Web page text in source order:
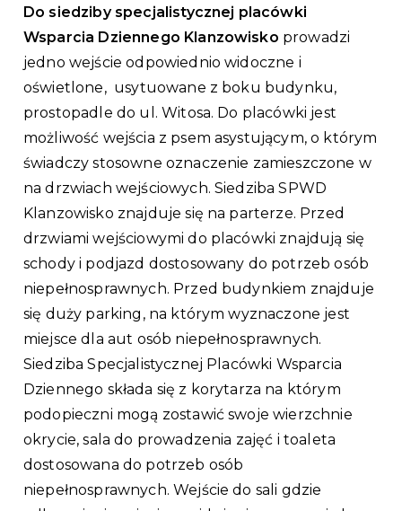
Do siedziby specjalistycznej placówki
Wsparcia Dziennego Klanzowisko prowadzi
jedno wejście odpowiednio widoczne i
oświetlone, usytuowane z boku budynku,
prostopadle do ul. Witosa. Do placówki jest
możliwość wejścia z psem asystującym, o którym
świadczy stosowne oznaczenie zamieszczone w
na drzwiach wejściowych. Siedziba SPWD
Klanzowisko znajduje się na parterze. Przed
drzwiami wejściowymi do placówki znajdują się
schody i podjazd dostosowany do potrzeb osób
niepełnosprawnych. Przed budynkiem znajduje
się duży parking, na którym wyznaczone jest
miejsce dla aut osób niepełnosprawnych.
Siedziba Specjalistycznej Placówki Wsparcia
Dziennego składa się z korytarza na którym
podopieczni mogą zostawić swoje wierzchnie
okrycie, sala do prowadzenia zajęć i toaleta
dostosowana do potrzeb osób
niepełnosprawnych. Wejście do sali gdzie